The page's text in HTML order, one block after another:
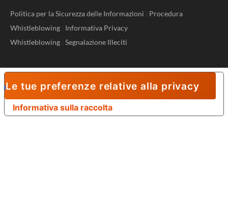
Politica per la Sicurezza delle Informazioni
Procedura
Whistleblowing
Informativa Privacy
Whistleblowing Segnalazione Illeciti
Informativa sulla raccolta
Le tue preferenze relative alla privacy